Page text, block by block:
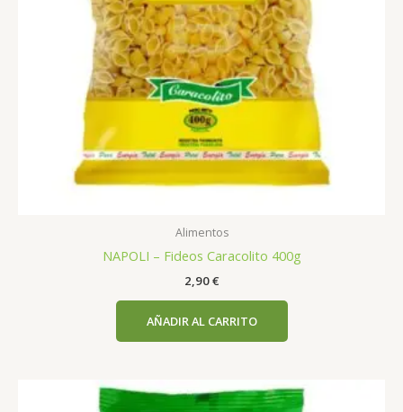
Alimentos
NAPOLI – Fideos Caracolito 400g
2,90€
AÑADIR AL CARRITO